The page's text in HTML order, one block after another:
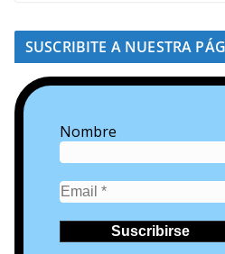
SUSCRIBITE A NUESTRA
Nombre